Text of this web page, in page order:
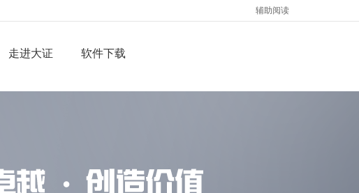
辅助阅读
走进大证 软件下载